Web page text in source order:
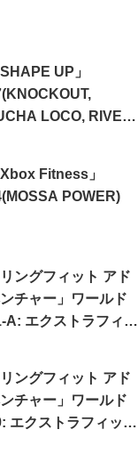
SHAPE UP」
LOCO, RIVER
Xbox Fitness」
POWER)
リングフィット アド
チャー」ワールド
A: エクストラフィッ
リングフィット アド
チャー」ワールド
エクストラフィット